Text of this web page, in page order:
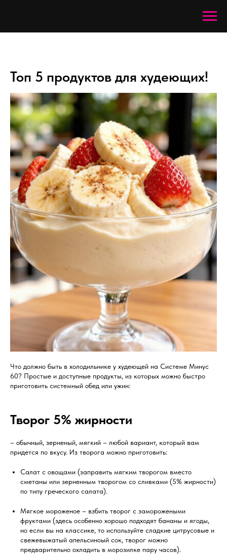
Топ 5 продуктов для худеющих!
Что должно быть в холодильнике у худеющей на Системе Минус
60? Простые и доступные продукты, из которых можно быстро
приготовить системный обед или ужин:
Творог 5% жирности
– обычный, зерненый, мягкий – любой вариант, который вам
придется по вкусу. Из творога можно приготовить:
Салат с овощами (заправить мягким творогом вместо
сметаны или зерненным творогом со сливками (5% жирности)
по типу греческого салата).
Мягкое мороженое – взбить творог с заморожеными
фруктами (здесь особенно хорошо подходят бананы и ягоды,
но если вы на классике, то используйте сладкие цитрусовые и
свежевыжатый апельсиноый сок, творог можно
предварительно охладить в морозилке пару часов).